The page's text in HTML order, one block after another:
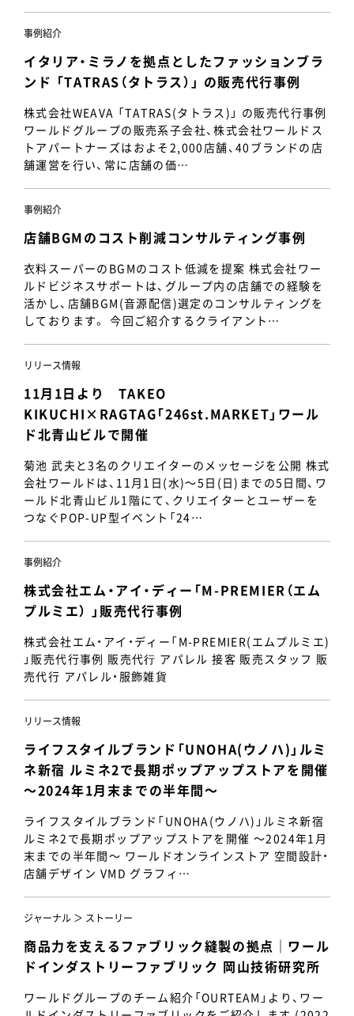
事例紹介
イタリア・ミラノを拠点としたファッションブラ
ンド 「TATRAS（タトラス）」 の販売代行事例
株式会社WEAVA 「TATRAS(タトラス)」 の販売代行事例
ワールドグループの販売系子会社、株式会社ワールドス
トアパートナーズはおよそ2,000店舗、40ブランドの店
舗運営を行い、常に店舗の価…
事例紹介
店舗BGMのコスト削減コンサルティング事例
衣料スーパーのBGMのコスト低減を提案 株式会社ワー
ルドビジネスサポートは、グループ内の店舗での経験を
活かし、店舗BGM(音源配信)選定のコンサルティングを
しております。 今回ご紹介するクライアント…
リリース情報
11月1日より TAKEO
KIKUCHI×RAGTAG「246st.MARKET」ワール
ド北青山ビルで開催
菊池 武夫と3名のクリエイターのメッセージを公開 株式
会社ワールドは、11月1日(水)～5日(日)までの5日間、ワ
ールド北青山ビル1階にて、クリエイターとユーザーを
つなぐPOP-UP型イベント「24…
事例紹介
株式会社エム・アイ・ディー「M-PREMIER（エム
プルミエ） 」販売代行事例
株式会社エム・アイ・ディー「M-PREMIER(エムプルミエ)
」販売代行事例 販売代⾏ アパレル 接客 販売スタッフ 販
売代行 アパレル・服飾雑貨
リリース情報
ライフスタイルブランド「UNOHA(ウノハ)」ルミ
ネ新宿 ルミネ2で長期ポップアップストアを開催
～2024年1月末までの半年間～
ライフスタイルブランド「UNOHA(ウノハ)」ルミネ新宿
ルミネ2で長期ポップアップストアを開催 ～2024年1月
末までの半年間～ ワールドオンラインストア 空間設計・
店舗デザイン VMD グラフィ…
ジャーナル ＞ ストーリー
商品力を支えるファブリック縫製の拠点｜ワール
ドインダストリーファブリック 岡山技術研究所
ワールドグループのチーム紹介「OURTEAM」より、ワー